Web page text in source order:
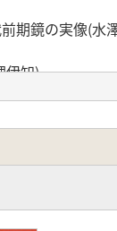
期鏡の実像(水
伊知)
小林昭彦)
プから (藤田富士
の中世鬼瓦(小